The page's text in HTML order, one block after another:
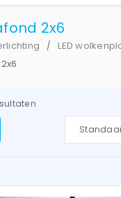
2x6
/ LED